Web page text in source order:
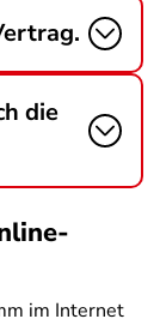
die
im Internet